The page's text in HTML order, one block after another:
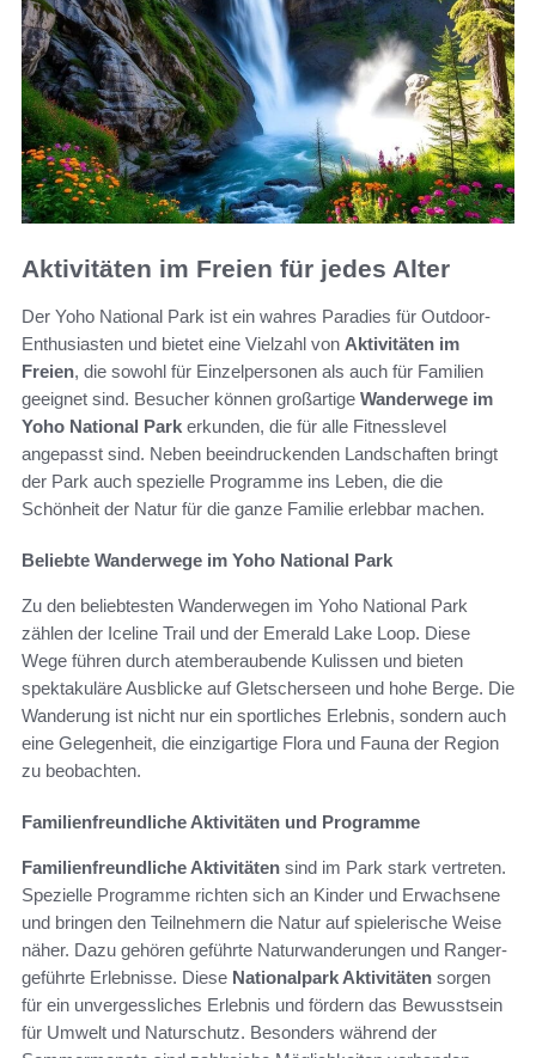
Aktivitäten im Freien für jedes Alter
Der Yoho National Park ist ein wahres Paradies für Outdoor-
Enthusiasten und bietet eine Vielzahl von Aktivitäten im
Freien, die sowohl für Einzelpersonen als auch für Familien
geeignet sind. Besucher können großartige Wanderwege im
Yoho National Park erkunden, die für alle Fitnesslevel
angepasst sind. Neben beeindruckenden Landschaften bringt
der Park auch spezielle Programme ins Leben, die die
Schönheit der Natur für die ganze Familie erlebbar machen.
Beliebte Wanderwege im Yoho National Park
Zu den beliebtesten Wanderwegen im Yoho National Park
zählen der Iceline Trail und der Emerald Lake Loop. Diese
Wege führen durch atemberaubende Kulissen und bieten
spektakuläre Ausblicke auf Gletscherseen und hohe Berge. Die
Wanderung ist nicht nur ein sportliches Erlebnis, sondern auch
eine Gelegenheit, die einzigartige Flora und Fauna der Region
zu beobachten.
Familienfreundliche Aktivitäten und Programme
Familienfreundliche Aktivitäten sind im Park stark vertreten.
Spezielle Programme richten sich an Kinder und Erwachsene
und bringen den Teilnehmern die Natur auf spielerische Weise
näher. Dazu gehören geführte Naturwanderungen und Ranger-
geführte Erlebnisse. Diese Nationalpark Aktivitäten sorgen
für ein unvergessliches Erlebnis und fördern das Bewusstsein
für Umwelt und Naturschutz. Besonders während der